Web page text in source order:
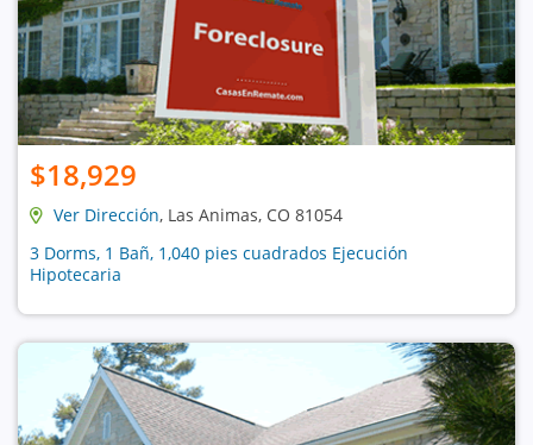
$18,929
Ver Dirección, Las Animas, CO 81054
3 Dorms, 1 Bañ, 1,040 pies cuadrados Ejecución
Hipotecaria